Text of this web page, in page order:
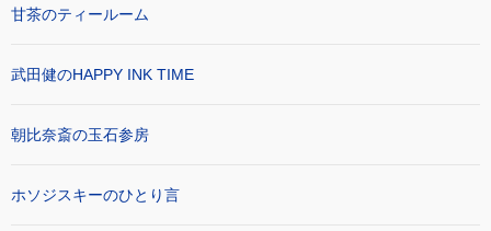
甘茶のティールーム
武田健のHAPPY INK TIME
朝比奈斎の玉石参房
ホソジスキーのひとり言